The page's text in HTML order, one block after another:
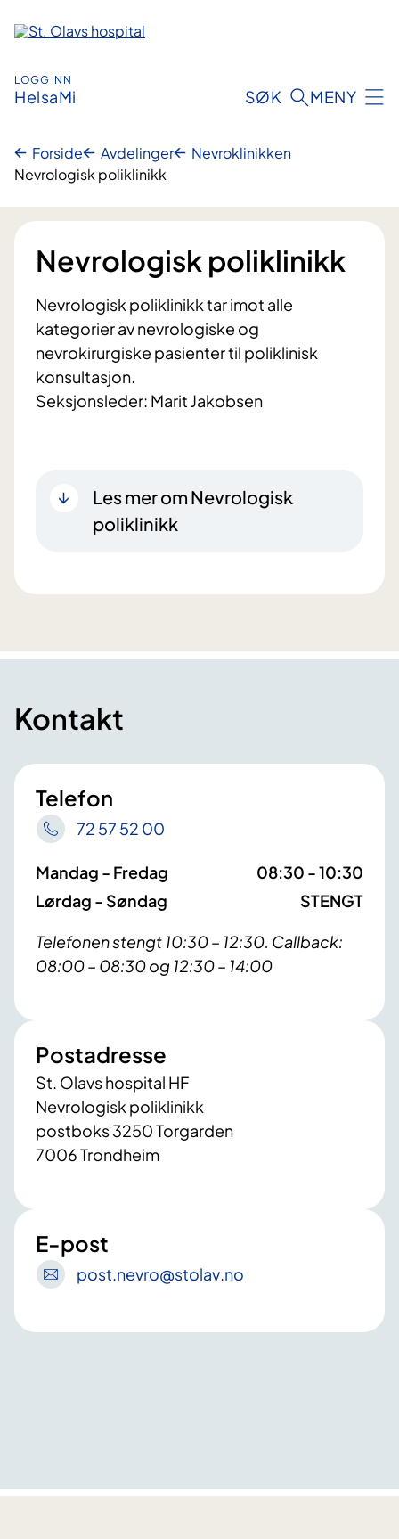
innhold
LOGG INN
HelsaMi SØK MENY
Forside Avdelinger
Nevroklinikken
Nevrologisk poliklinikk
Nevrologisk poliklinikk
Nevrologisk poliklinikk tar imot alle
kategorier av nevrologiske og
nevrokirurgiske pasienter til poliklinisk
konsultasjon.
Seksjonsleder: Marit Jakobsen
Les mer om Nevrologisk
poliklinikk
Kontakt
Telefon
72 57 52 00
Mandag - Fredag
08:30 - 10:30
Lørdag - Søndag
STENGT
Telefonen stengt 10:30 – 12:30. Callback:
08:00 – 08:30 og 12:30 – 14:00
Postadresse
St. Olavs hospital HF
Nevrologisk poliklinikk
postboks 3250 Torgarden
7006 Trondheim
E-post
post.nevro@stolav.no